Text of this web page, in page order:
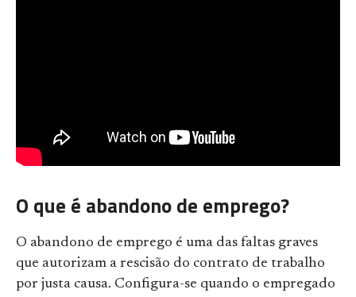
O que é abandono de emprego?
O abandono de emprego é uma das faltas graves
que autorizam a rescisão do contrato de trabalho
por justa causa. Configura-se quando o empregado